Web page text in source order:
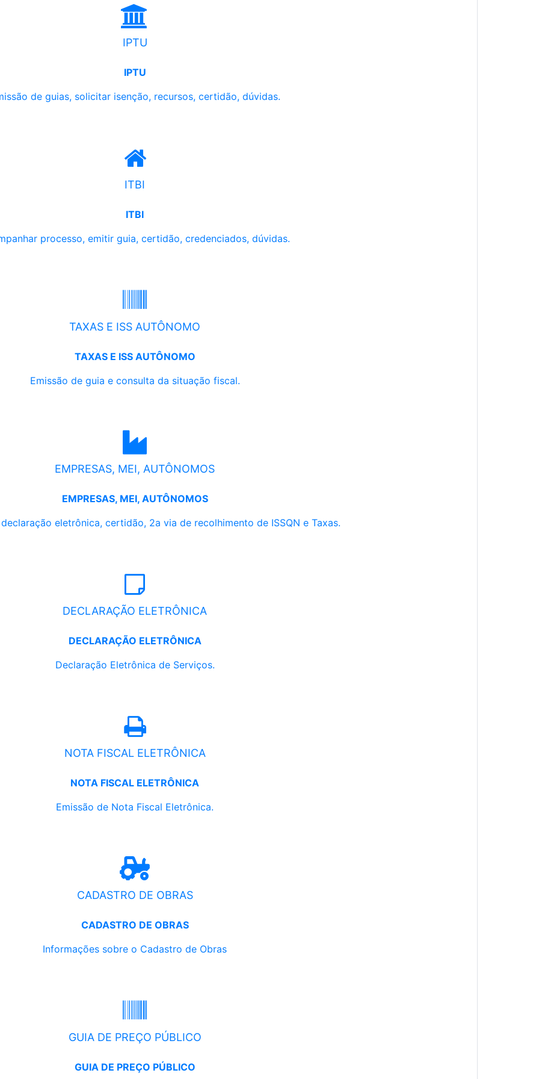
IPTU
IPTU
de guias, solicitar isenção, recursos, certidão, dúvidas.
ITBI
ITBI
processo, emitir guia, certidão, credenciados, dúvidas.
TAXAS E ISS AUTÔNOMO
TAXAS E ISS AUTÔNOMO
Emissão de guia e consulta da situação fiscal.
EMPRESAS, MEI, AUTÔNOMOS
EMPRESAS, MEI, AUTÔNOMOS
eletrônica, certidão, 2a via de recolhimento de ISSQN e Taxas.
DECLARAÇÃO ELETRÔNICA
DECLARAÇÃO ELETRÔNICA
Declaração Eletrônica de Serviços.
NOTA FISCAL ELETRÔNICA
NOTA FISCAL ELETRÔNICA
Emissão de Nota Fiscal Eletrônica.
CADASTRO DE OBRAS
CADASTRO DE OBRAS
Informações sobre o Cadastro de Obras
GUIA DE PREÇO PÚBLICO
GUIA DE PREÇO PÚBLICO